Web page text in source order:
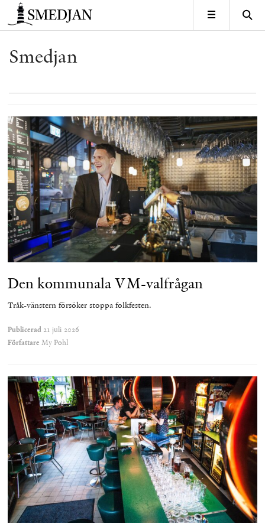
Timbro
MENY
Smedjan
Den kommunala VM-valfrågan
Tråk-vänstern försöker stoppa folkfesten.
Publicerad 21 juli 2026
Författare My Pohl